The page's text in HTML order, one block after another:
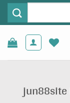
jun88site